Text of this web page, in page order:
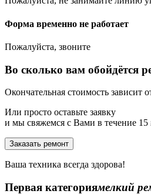
Форма временно не работает
Пожалуйста, звоните
Во сколько вам обойдётся
Окончательная стоимость зависит
Или просто оставьте заявку
и мы свяжемся с Вами в течение 15
Заказать ремонт
Ваша техника всегда здорова!
Первая категориямелкий